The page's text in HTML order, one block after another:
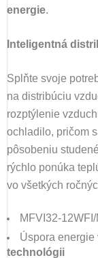
energie.
Inteligentná
Splňte svoje
na distribúciu
rozptýlenie
ochladilo, pričom
pôsobeniu
rýchlo ponúka
vo všetkých
MFVI32-
Úspora
technológii